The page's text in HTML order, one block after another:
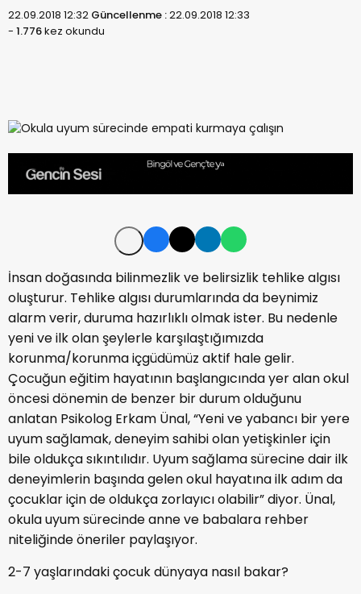
22.09.2018 12:32 Güncellenme :22.09.2018 12:33
- 1.776kez okundu
İnsan doğasında bilinmezlik ve belirsizlik tehlike algısı
oluşturur. Tehlike algısı durumlarında da beynimiz
alarm verir, duruma hazırlıklı olmak ister. Bu nedenle
yeni ve ilk olan şeylerle karşılaştığımızda
korunma/korunma içgüdümüz aktif hale gelir.
Çocuğun eğitim hayatının başlangıcında yer alan okul
öncesi dönemin de benzer bir durum olduğunu
anlatan Psikolog Erkam Ünal, “Yeni ve yabancı bir yere
uyum sağlamak, deneyim sahibi olan yetişkinler için
bile oldukça sıkıntılıdır. Uyum sağlama sürecine dair ilk
deneyimlerin başında gelen okul hayatına ilk adım da
çocuklar için de oldukça zorlayıcı olabilir” diyor. Ünal,
okula uyum sürecinde anne ve babalara rehber
niteliğinde öneriler paylaşıyor.
2-7 yaşlarındaki çocuk dünyaya nasıl bakar?